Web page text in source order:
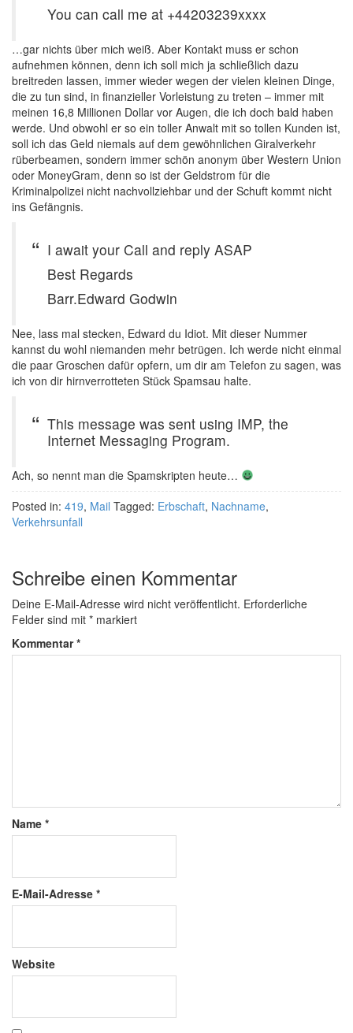
You can call me at +44203239xxxx
…gar nichts über mich weiß. Aber Kontakt muss er schon
aufnehmen können, denn ich soll mich ja schließlich dazu
breitreden lassen, immer wieder wegen der vielen kleinen Dinge,
die zu tun sind, in finanzieller Vorleistung zu treten – immer mit
meinen 16,8 Millionen Dollar vor Augen, die ich doch bald haben
werde. Und obwohl er so ein toller Anwalt mit so tollen Kunden ist,
soll ich das Geld niemals auf dem gewöhnlichen Giralverkehr
rüberbeamen, sondern immer schön anonym über Western Union
oder MoneyGram, denn so ist der Geldstrom für die
Kriminalpolizei nicht nachvollziehbar und der Schuft kommt nicht
ins Gefängnis.
I await your Call and reply ASAP
Best Regards
Barr.Edward Godwin
Nee, lass mal stecken, Edward du Idiot. Mit dieser Nummer
kannst du wohl niemanden mehr betrügen. Ich werde nicht einmal
die paar Groschen dafür opfern, um dir am Telefon zu sagen, was
ich von dir hirnverrotteten Stück Spamsau halte.
This message was sent using IMP, the
Internet Messaging Program.
Ach, so nennt man die Spamskripten heute…
Posted in: 419, Mail Tagged: Erbschaft, Nachname,
Verkehrsunfall
Schreibe einen Kommentar
Deine E-Mail-Adresse wird nicht veröffentlicht. Erforderliche
Felder sind mit * markiert
Kommentar*
Name *
E-Mail-Adresse *
Website